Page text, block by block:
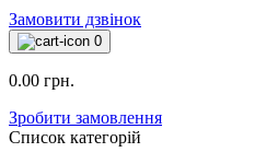
Замовити дзвінок
0
0.00 грн.
Зробити замовлення
Список категорій